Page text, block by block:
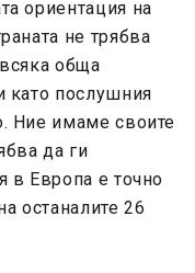
ориентация на
не трябва
обща
като послушния
Ние имаме своите
да ги
в Европа е точно
останалите 26